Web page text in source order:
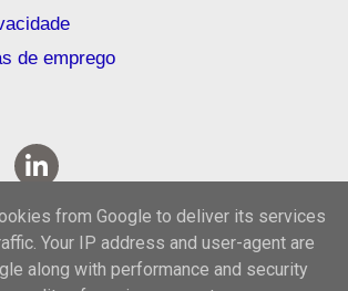
de emprego
from Google to deliver its services
Your IP address and user-agent are
along with performance and security